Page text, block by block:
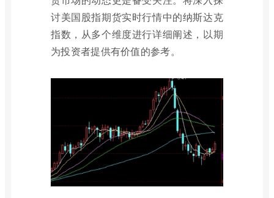
讨美国股指期货实时行情中的纳斯达克
指数，从多个维度进行详细阐述，以期
为投资者提供有价值的参考。